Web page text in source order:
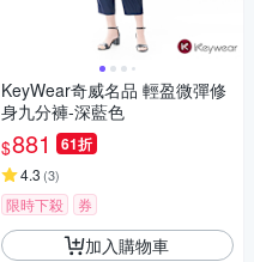
KeyWear奇威名品 輕盈微彈修
身九分褲-深藍色
$881 61折
4.3 (3)
限時下殺 券
加入購物車